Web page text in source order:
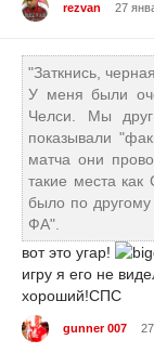
rezvan 27
"Заткнись,
У меня были
Челси. Мы
показывали
матча они
такие места
было по
ФА".
вот это угар!
игру я его не
хороший!СПС
gunner 007